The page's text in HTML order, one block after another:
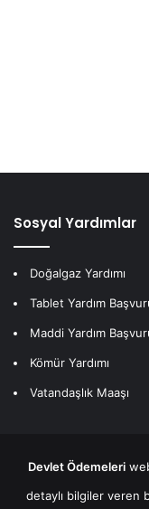
Sosyal Yardımlar
Doğalgaz Yardımı
Tablet Yardım
Maddi Yardım
Kömür Yardımı
Vatandaşlık Maaşı
Devlet Ödemeleri
detaylı bilgiler veren